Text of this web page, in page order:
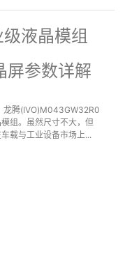
液晶模组
参数详解
龙腾(IVO)M043GW32R0
组。虽然尺寸不大，但
载与工业设备市场上...